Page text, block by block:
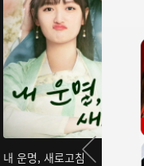
내 운명, 새로고침